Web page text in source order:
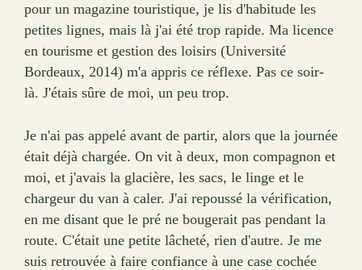
pour un magazine touristique, je lis d'habitude les
petites lignes, mais là j'ai été trop rapide. Ma licence
en tourisme et gestion des loisirs (Université
Bordeaux, 2014) m'a appris ce réflexe. Pas ce soir-
là. J'étais sûre de moi, un peu trop.
Je n'ai pas appelé avant de partir, alors que la journée
était déjà chargée. On vit à deux, mon compagnon et
moi, et j'avais la glacière, les sacs, le linge et le
chargeur du van à caler. J'ai repoussé la vérification,
en me disant que le pré ne bougerait pas pendant la
route. C'était une petite lâcheté, rien d'autre. Je me
suis retrouvée à faire confiance à une case cochée